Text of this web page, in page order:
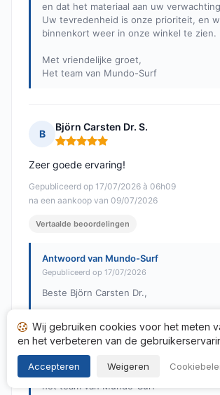
en dat het materiaal aan uw
Uw tevredenheid is onze prioriteit, en
binnenkort weer in onze winkel te zien.
Met vriendelijke groet,
Het team van Mundo-Surf
B
Björn Carsten Dr. S.
Opmerking: 5 van 5
Gepubliceerd op 17/07/2026 à 06h09
na een aankoop van 09/07/2026
Zeer goede ervaring!
Vertaalde beoordelingen
Antwoord van Mundo-Surf
Gepubliceerd op 17/07/2026
Beste Björn Carsten Dr.,
erg blij te horen dat u een goede
gehad. Uw tevredenheid ligt ons na aan
Met vriendelijke groet,
het team van Mundo-Surf
Wij gebruiken cookies voor het meten
en het verbeteren van de
Accepteren Weigeren